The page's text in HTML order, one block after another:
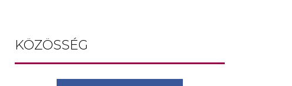
KÖZÖSSÉG